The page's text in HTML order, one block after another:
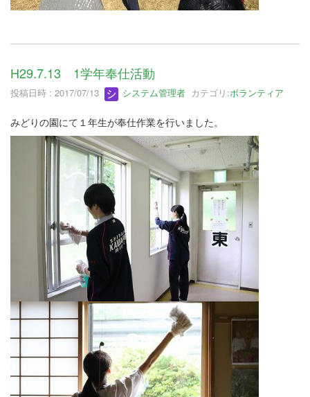
H29.7.13 1学年奉仕活動
投稿日時 : 2017/07/13 システム管理者 カテゴリ:ボランティア
みどりの園にて１年生が奉仕作業を行いました。